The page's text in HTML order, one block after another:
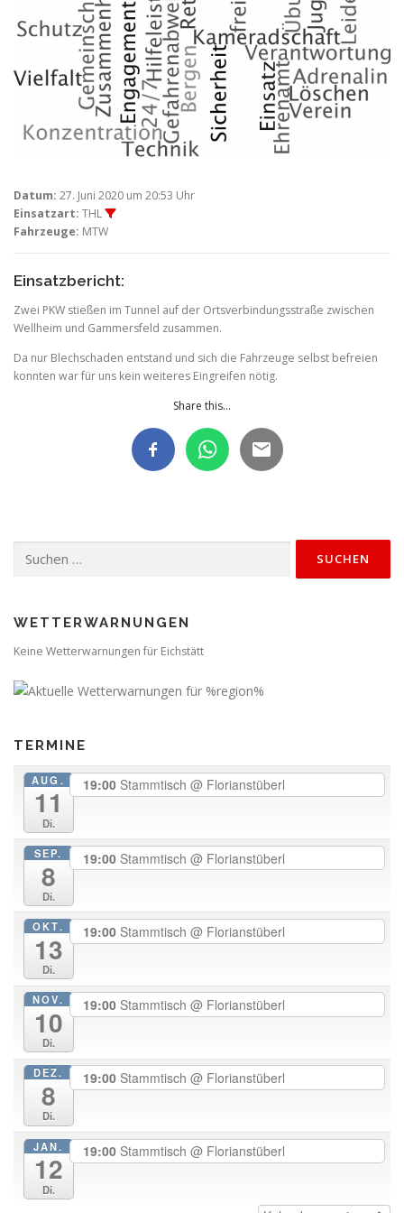
Datum: 27. Juni 2020 um 20:53 Uhr
Einsatzart: THL
Fahrzeuge: MTW
Einsatzbericht:
Zwei PKW stießen im Tunnel auf der Ortsverbindungsstraße zwischen
Wellheim und Gammersfeld zusammen.
Da nur Blechschaden entstand und sich die Fahrzeuge selbst befreien
konnten war für uns kein weiteres Eingreifen nötig.
Share this...
nach:
WETTERWARNUNGEN
Keine Wetterwarnungen für Eichstätt
TERMINE
AUG.
11
Di.
19:00 Stammtisch @ Florianstüberl
SEP.
8
Di.
19:00 Stammtisch @ Florianstüberl
OKT.
13
Di.
19:00 Stammtisch @ Florianstüberl
NOV.
10
Di.
19:00 Stammtisch @ Florianstüberl
DEZ.
8
Di.
19:00 Stammtisch @ Florianstüberl
JAN.
12
Di.
19:00 Stammtisch @ Florianstüberl